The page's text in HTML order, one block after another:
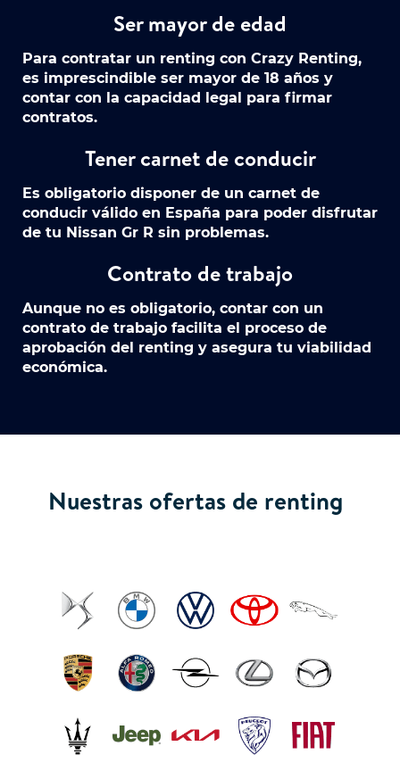
Ser mayor de edad
Para contratar un renting con Crazy Renting,
es imprescindible ser mayor de 18 años y
contar con la capacidad legal para firmar
contratos.
Tener carnet de conducir
Es obligatorio disponer de un carnet de
conducir válido en España para poder disfrutar
de tu Nissan Gr R sin problemas.
Contrato de trabajo
Aunque no es obligatorio, contar con un
contrato de trabajo facilita el proceso de
aprobación del renting y asegura tu viabilidad
económica.
Nuestras ofertas de renting